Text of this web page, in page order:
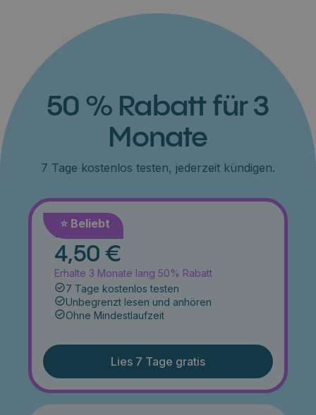
50 % Rabatt für 3
Monate
7 Tage kostenlos testen, jederzeit kündigen.
⭐️ Beliebt
Monat
4,50 €
Erhalte 3 Monate lang 50% Rabatt
7 Tage kostenlos testen
Unbegrenzt lesen und anhören
Ohne Mindestlaufzeit
Lies 7 Tage gratis